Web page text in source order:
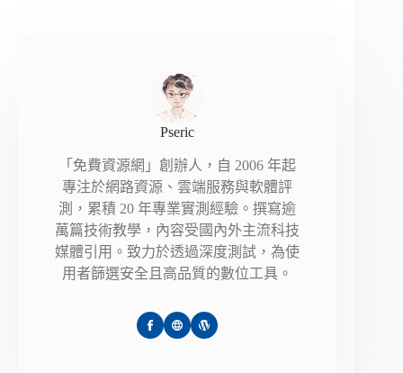
Pseric
「免費資源網」創辦人，自 2006 年起
專注於網路資源、雲端服務與軟體評
測，累積 20 年專業實測經驗。撰寫逾
萬篇技術教學，內容受國內外主流科技
媒體引用。致力於透過深度測試，為使
用者篩選安全且高品質的數位工具。